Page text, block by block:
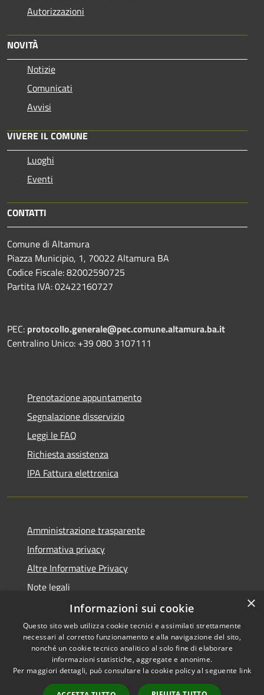
Autorizzazioni
NOVITÀ
Notizie
Comunicati
Avvisi
VIVERE IL COMUNE
Luoghi
Eventi
CONTATTI
Comune di Altamura
Piazza Municipio, 1, 70022 Altamura BA
Codice Fiscale: 82002590725
Partita IVA: 02422160727
PEC: protocollo.generale@pec.comune.altamura.ba.it
Centralino Unico: +39 080 3107111
Prenotazione appuntamento
Segnalazione disservizio
Leggi le FAQ
Richiesta assistenza
IPA Fattura elettronica
Amministrazione trasparente
Informativa privacy
Altre Informative Privacy
Note legali
Dichiarazione di accessibilità
RSS
Accessibilità
Copyright © 2026 • Comune di
×
Informazioni sui cookie
Questo sito web utilizza cookie tecnici e assimilati strettamente
necessari al corretto funzionamento e alla navigazione del sito,
nonché un cookie tecnico analitico al solo fine di elaborare
informazioni statistiche, aggregate e anonime.
Per maggiori dettagli, può consultare la cookie policy al seguente link